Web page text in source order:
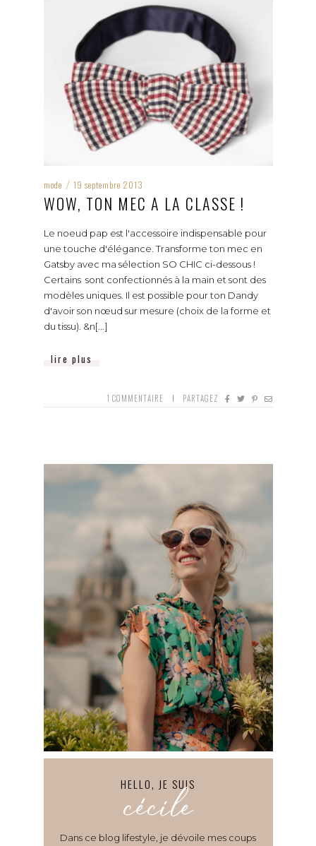
mode / 19 septembre 2013
WOW, TON MEC A LA CLASSE !
Le noeud pap est l'accessoire indispensable pour
une touche d'élégance. Transforme ton mec en
Gatsby avec ma sélection SO CHIC ci-dessous !
Certains sont confectionnés à la main et sont des
modèles uniques. Il est possible pour ton Dandy
d'avoir son nœud sur mesure (choix de la forme et
du tissu). &n[...]
lire plus
1 COMMENTAIRE PARTAGEZ
HELLO, JE SUIS
cécile
Dans ce blog lifestyle, je dévoile mes coups